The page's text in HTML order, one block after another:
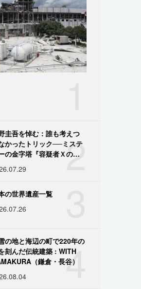
2
圭吾を悼む：誰も考えつ
かったトリック──ミステ
の金字塔『容疑者Ｘの献
の世界遺産一覧
4
の地と海辺の町で220年の
刻んだ伝統建築 : WITH
（鎌倉・長谷）